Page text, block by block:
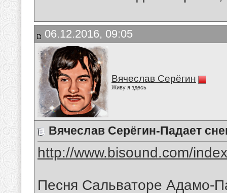
06.12.2016, 09:05
Вячеслав Серёгин
Живу я здесь
Вячеслав Серёгин-Падает
http://www.bisound.com/
Песня Сальваторе Адамо-